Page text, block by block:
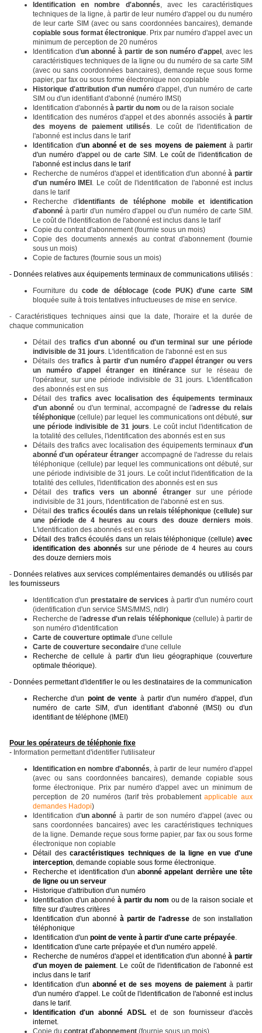
Identification en nombre d'abonnés, avec les caractéristiques
techniques de la ligne, à partir de leur numéro d'appel ou du numéro
de leur carte SIM (avec ou sans coordonnées bancaires), demande
copiable sous format électronique. Prix par numéro d'appel avec un
minimum de perception de 20 numéros
Identification d'un abonné à partir de son numéro d'appel , avec les
caractéristiques techniques de la ligne ou du numéro de sa carte SIM
(avec ou sans coordonnées bancaires), demande reçue sous forme
papier, par fax ou sous forme électronique non copiable
Historique d'attribution d'un numéro d'appel, d'un numéro de carte
SIM ou d'un identifiant d'abonné (numéro IMSI)
Identification d'abonnés à partir du nom ou de la raison sociale
Identification des numéros d'appel et des abonnés associésà partir
des moyens de paiement utilisés. Le coût de l'identification de
l'abonné est inclus dans le tarif
Identification d'un abonné et de ses moyens de paiement à partir
d'un numéro d'appel ou de carte SIM. Le coût de l'identification de
l'abonné est inclus dans le tarif
Recherche de numéros d'appel et identification d'un abonnéà partir
d'un numéro IMEI . Le coût de l'identification de l'abonné est inclus
dans le tarif
Recherche d'identifiants de téléphone mobile et identification
d'abonné à partir d'un numéro d'appel ou d'un numéro de carte SIM.
Le coût de l'identification de l'abonné est inclus dans le tarif
Copie du contrat d'abonnement (fournie sous un mois)
Copie des documents annexés au contrat d'abonnement (fournie
sous un mois)
Copie de factures (fournie sous un mois)
- Données relatives aux équipements terminaux de communications utilisés :
Fourniture du code de déblocage (code PUK) d'une carte SIM
bloquée suite à trois tentatives infructueuses de mise en service.
- Caractéristiques techniques ainsi que la date, l'horaire et la durée de
chaque communication
Détail des trafics d'un abonné ou d'un terminal sur une période
indivisible de 31 jours. L'identification de l'abonné est en sus
Détails des trafics à partir d'un numéro d'appel étranger ou vers
un numéro d'appel étranger
en itinérance sur le réseau de
l'opérateur, sur une période indivisible de 31 jours. L'identification
des abonnés est en sus
Détail des trafics avec localisation des équipements terminaux
d'un abonnéou d'un terminal, accompagné de l'adresse du relais
téléphonique (cellule) par lequel les communications ont débuté, sur
une période indivisible de 31 jours. Le coût inclut l'identification de
la totalité des cellules, l'identification des abonnés est en sus
Détails des trafics avec localisation des équipements terminaux d'un
abonné d'un opérateur étranger accompagné de l'adresse du relais
téléphonique (cellule) par lequel les communications ont débuté, sur
une période indivisible de 31 jours. Le coût inclut l'identification de la
totalité des cellules, l'identification des abonnés est en sus
Détail des trafics vers un abonné étrangersur une période
indivisible de 31 jours, l'identification de l'abonné est en sus.
Détaildes trafics écoulés dans un relais téléphonique (cellule) sur
une période de 4 heures au cours des douze derniers mois.
L'identification des abonnés est en sus
Détail des trafics écoulés dans un relais téléphonique (cellule) avec
identification des abonnés sur une période de 4 heures au cours
des douze derniers mois
- Données relatives aux services complémentaires demandés ou utilisés par
les fournisseurs
Identification d'un prestataire de services à partir d'un numéro court
(identification d'un service SMS/MMS, ndlr)
Recherche de l'adresse d'un relais téléphonique(cellule) à partir de
son numéro d'identification
Carte de couverture optimale d'une cellule
Carte de couverture secondaire d'une cellule
Recherche de cellule à partir d'un lieu géographique (couverture
optimale théorique).
- Données permettant d'identifier le ou les destinataires de la communication
Recherche d'un point de vente à partir d'un numéro d'appel, d'un
numéro de carte SIM, d'un identifiant d'abonné (IMSI) ou d'un
identifiant de téléphone (IMEI)
Pour les opérateurs de téléphonie fixe
- Information permettant d'identifier l'utilisateur
Identification en nombre d'abonnés, à partir de leur numéro d'appel
(avec ou sans coordonnées bancaires), demande copiable sous
forme électronique. Prix par numéro d'appel avec un minimum de
perception de 20 numéros (tarif très probablementapplicable aux
demandes Hadopi)
Identification d'un abonné à partir de son numéro d'appel (avec ou
sans coordonnées bancaires) avec les caractéristiques techniques
de la ligne. Demande reçue sous forme papier, par fax ou sous forme
électronique non copiable
Détail descaractéristiques techniques de la ligne en vue d'une
interception, demande copiable sous forme électronique.
Recherche et identification d'un abonné appelant derrière une tête
de ligne ou un serveur
Historique d'attribution d'un numéro
Identification d'un abonné à partir du nom ou de la raison sociale et
filtre sur d'autres critères
Identification d'un abonné à partir de l'adresse de son installation
téléphonique
Identification d'un point de vente à partir d'une carte prépayée.
Identification d'une carte prépayée et d'un numéro appelé.
Recherche de numéros d'appel et identification d'un abonnéà partir
d'un moyen de paiement. Le coût de l'identification de l'abonné est
inclus dans le tarif
Identification d'un abonné et de ses moyens de paiement à partir
d'un numéro d'appel. Le coût de l'identification de l'abonné est inclus
dans le tarif.
Identification d'un abonné ADSLet de son fournisseur d'accès
internet.
Copie du contrat d'abonnement (fournie sous un mois).